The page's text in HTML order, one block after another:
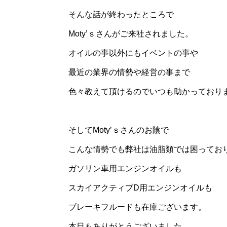
そんな話が終わったところで
Moty’ｓさんがご来社されました。
オイルの事以外にもイベントの事や
最近の業界の情勢や経営の事まで
色々教えて頂けるのでいつも助かっており
そしてMoty’ｓさんのお陰で
こんな情勢でも弊社は油脂類では困ってお
ガソリン車用エンジンオイルも
スカイアクティブD用エンジンオイルも
ブレーキフルードも在庫ございます。